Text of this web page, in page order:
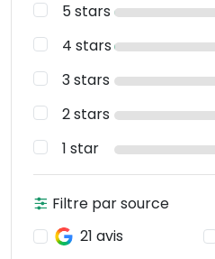
5 stars
4 stars
3 stars
2 stars
1 star
Filtre par source
21 avis